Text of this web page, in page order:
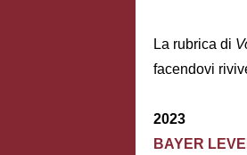
La rubrica di
facendovi
2023
BAYER